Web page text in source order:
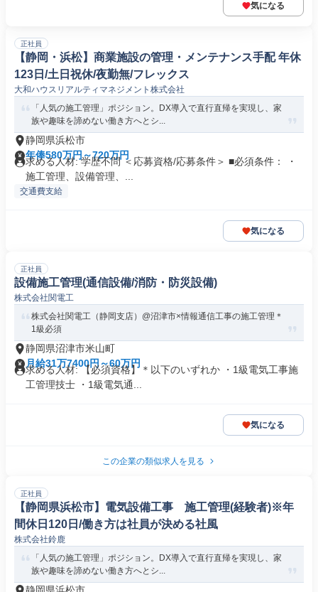
気になる
正社員
【静岡・浜松】商業施設の管理・メンテナンス手配 年休
123日/土日祝休/夜勤無/フレックス
大和ハウスリアルティマネジメント株式会社
「人気の施工管理」ポジション。DX導入で直行直帰を実現し、家
族や趣味を諦めない働き方へとシ...
静岡県浜松市
年俸580万円～720万円
求める人材: 学歴不問 ＜応募資格/応募条件＞ ■必須条件： ・
施工管理、設備管理、...
交通費支給
気になる
正社員
設備施工管理(通信設備/消防・防災設備)
株式会社関電工
株式会社関電工（静岡支店）@沼津市×情報通信工事の施工管理＊
1級必須
静岡県沼津市米山町
月給31万7400円～60万円
求める人材: 【必須資格】＊以下のいずれか ・1級電気工事施
工管理技士 ・1級電気通...
気になる
この企業の類似求人を見る
正社員
【静岡県浜松市】電気設備工事 施工管理(経験者)※年
間休日120日/働き方は社員が決める社風
株式会社鈴鹿
「人気の施工管理」ポジション。DX導入で直行直帰を実現し、家
族や趣味を諦めない働き方へとシ...